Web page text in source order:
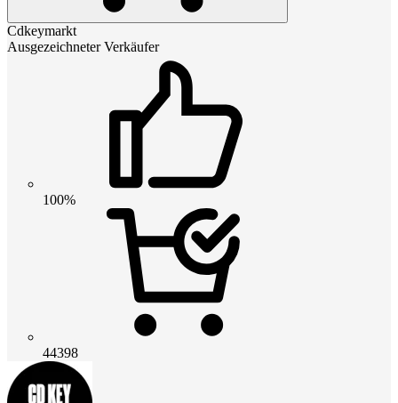
Cdkeymarkt
Ausgezeichneter Verkäufer
100%
44398